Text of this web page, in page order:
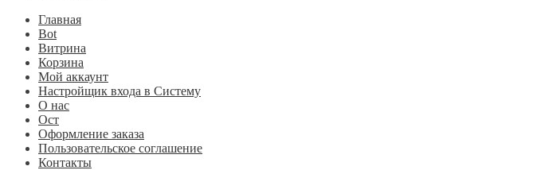
Главная
Bot
Витрина
Корзина
Мой аккаунт
Настройщик входа в Систему
О нас
Ост
Оформление заказа
Пользовательское соглашение
Контакты